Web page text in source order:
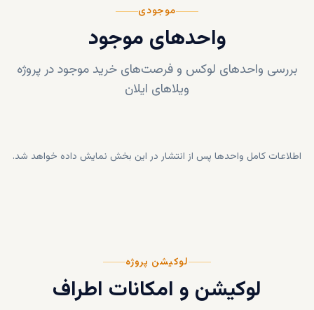
موجودی
واحدهای موجود
بررسی واحدهای لوکس و فرصت‌های خرید موجود در پروژه
ویلاهای ایلان
اطلاعات کامل واحدها پس از انتشار در این بخش نمایش داده خواهد شد.
لوکیشن پروژه
لوکیشن و امکانات اطراف